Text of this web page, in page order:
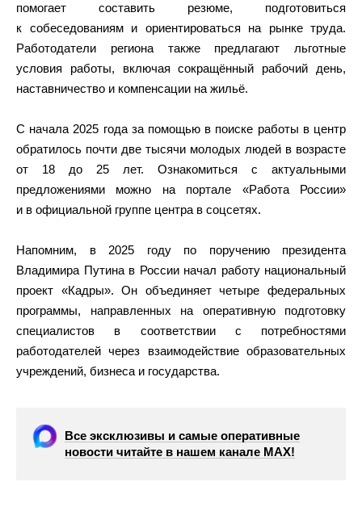
помогает составить резюме, подготовиться
к собеседованиям и ориентироваться на рынке труда.
Работодатели региона также предлагают льготные
условия работы, включая сокращённый рабочий день,
наставничество и компенсации на жильё.
С начала 2025 года за помощью в поиске работы в центр
обратилось почти две тысячи молодых людей в возрасте
от 18 до 25 лет. Ознакомиться с актуальными
предложениями можно на портале «Работа России»
и в официальной группе центра в соцсетях.
Напомним, в 2025 году по поручению президента
Владимира Путина в России начал работу национальный
проект «Кадры». Он объединяет четыре федеральных
программы, направленных на оперативную подготовку
специалистов в соответствии с потребностями
работодателей через взаимодействие образовательных
учреждений, бизнеса и государства.
Все эксклюзивы и самые оперативные
новости читайте в нашем канале МАХ!